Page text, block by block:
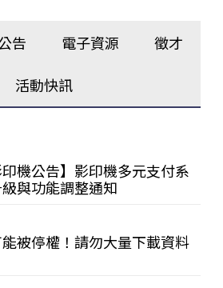
告 電子資源 徵才
活動快訊
印機公告】影印機多元支付系
與功能調整通知
被停權！請勿大量下載資料